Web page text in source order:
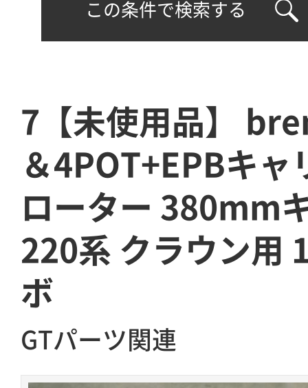
この条件で検索する
7【未使用品】
＆4POT+EPBキャ
ローター 380mm
220系 クラウン用
ボ
GTパーツ関連